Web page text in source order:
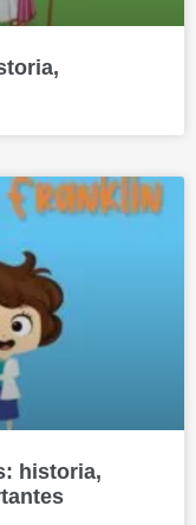
historia,